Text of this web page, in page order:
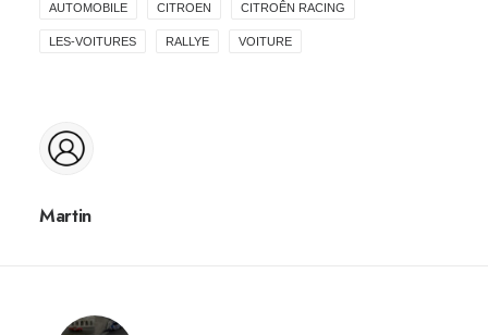
AUTOMOBILE CITROEN CITROÊN RACING
LES-VOITURES RALLYE VOITURE
Martin